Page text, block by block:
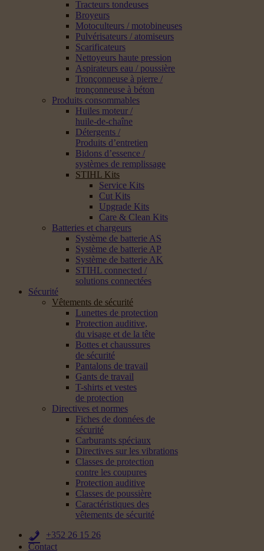
Tracteurs tondeuses
Broyeurs
Motoculteurs / motobineuses
Pulvérisateurs / atomiseurs
Scarificateurs
Nettoyeurs haute pression
Aspirateurs eau / poussière
Tronçonneuse à pierre /
tronçonneuse à béton
Produits consommables
Huiles moteur /
huile-de-chaîne
Détergents /
Produits d’entretien
Bidons d’essence /
systèmes de remplissage
STIHL Kits
Service Kits
Cut Kits
Upgrade Kits
Care & Clean Kits
Batteries et chargeurs
Système de batterie AS
Système de batterie AP
Système de batterie AK
STIHL connected /
solutions connectées
Sécurité
Vêtements de sécurité
Lunettes de protection
Protection auditive,
du visage et de la tête
Bottes et chaussures
de sécurité
Pantalons de travail
Gants de travail
T-shirts et vestes
de protection
Directives et normes
Fiches de données de
sécurité
Carburants spéciaux
Directives sur les vibrations
Classes de protection
contre les coupures
Protection auditive
Classes de poussière
Caractéristiques des
vêtements de sécurité
+352 26 15 26
Contact